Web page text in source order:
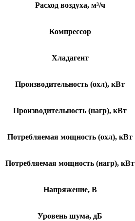
Расход воздуха, м³/ч
Компрессор
Хладагент
Производительность (охл), кВт
Производительность (нагр), кВт
Потребляемая мощность (охл), кВт
Потребляемая мощность (нагр), кВт
Напряжение, В
Уровень шума, дБ